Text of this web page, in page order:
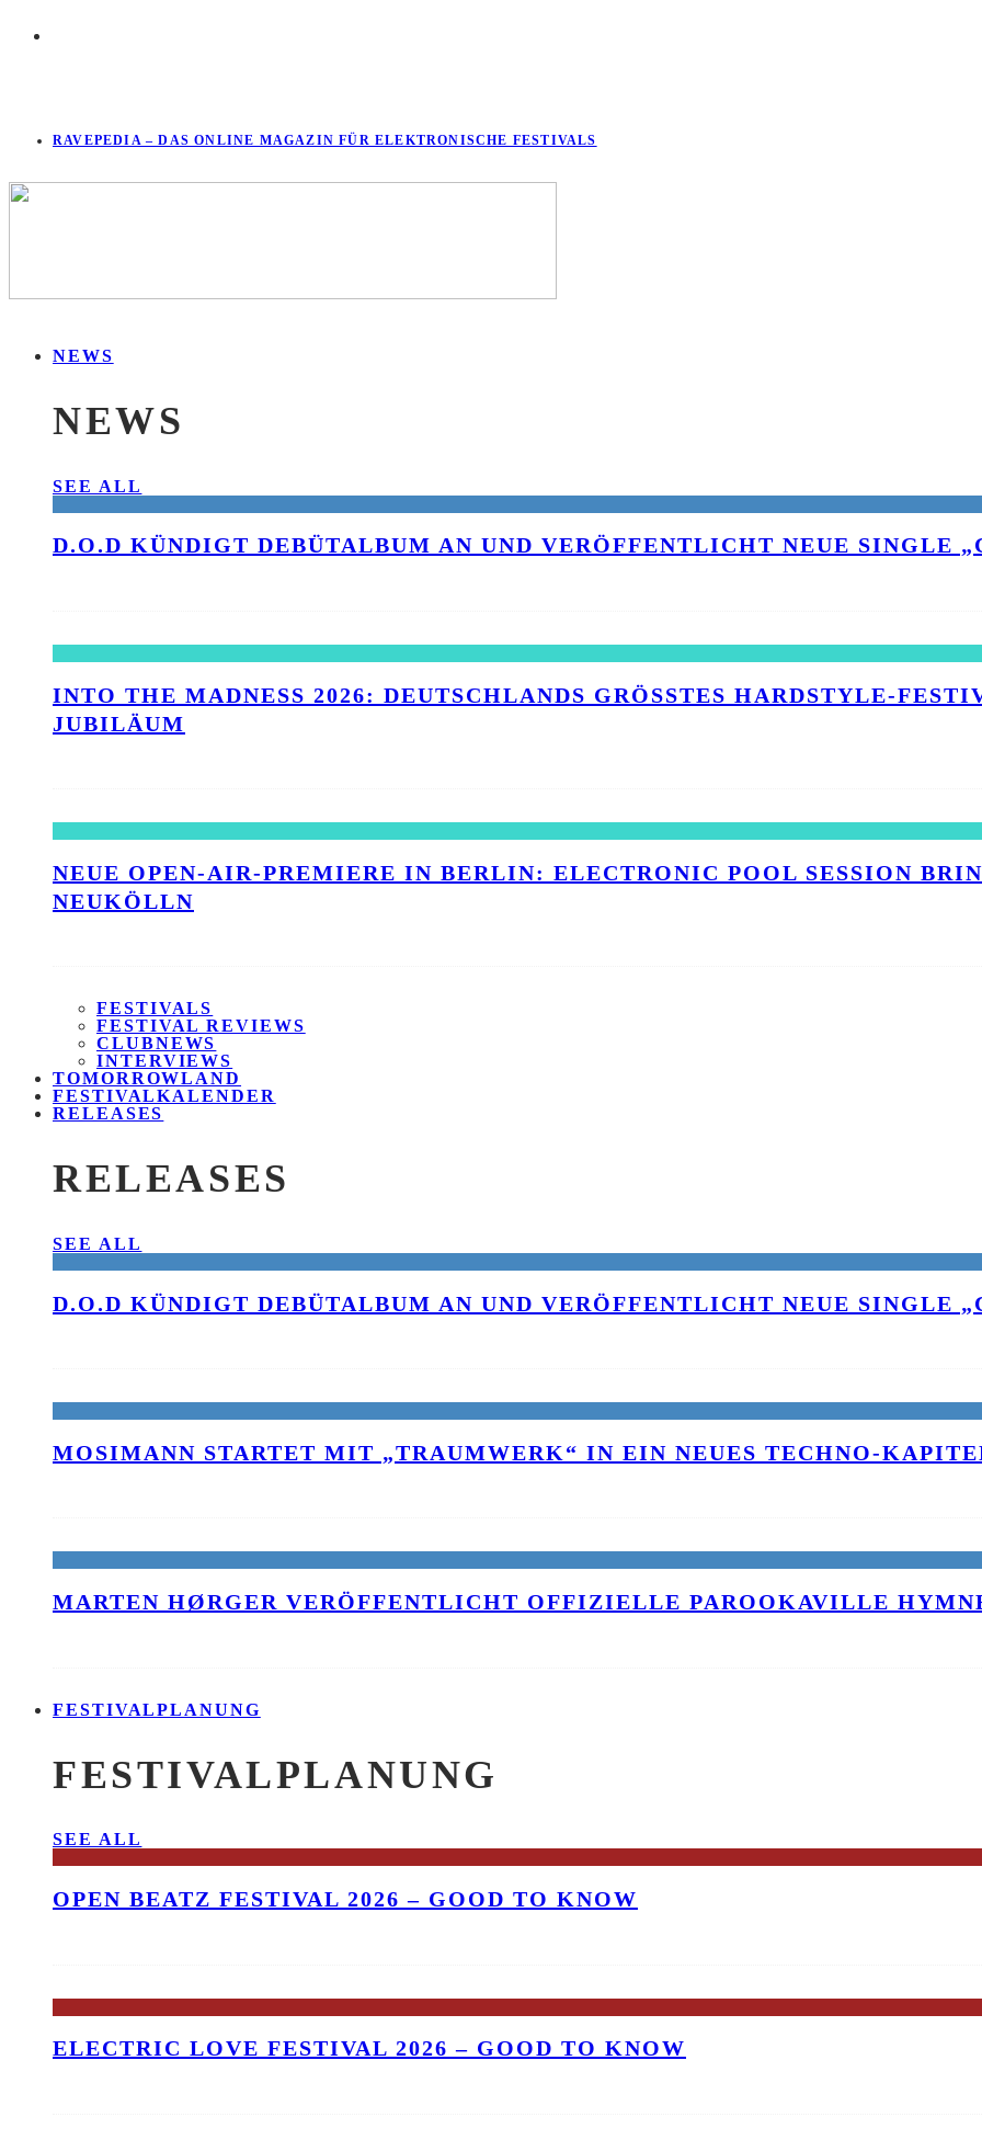
RAVEPEDIA – DAS ONLINE MAGAZIN FÜR ELEKTRONISCHE FESTIVALS
NEWS
NEWS
SEE ALL
D.O.D KÜNDIGT DEBÜTALBUM AN UND VERÖFFENTLICHT NEUE SINGLE
INTO THE MADNESS 2026: DEUTSCHLANDS GRÖSSTES HARDSTYLE-
UBILÄUM
NEUE OPEN-AIR-PREMIERE IN BERLIN: ELECTRONIC POOL SESSION
NEUKÖLLN
FESTIVALS
FESTIVAL REVIEWS
CLUBNEWS
INTERVIEWS
TOMORROWLAND
FESTIVALKALENDER
RELEASES
RELEASES
SEE ALL
D.O.D KÜNDIGT DEBÜTALBUM AN UND VERÖFFENTLICHT NEUE SINGLE
MOSIMANN STARTET MIT „TRAUMWERK“ IN EIN NEUES TECHNO-
MARTEN HØRGER VERÖFFENTLICHT OFFIZIELLE PAROOKAVILLE
FESTIVALPLANUNG
FESTIVALPLANUNG
SEE ALL
OPEN BEATZ FESTIVAL 2026 – GOOD TO KNOW
ELECTRIC LOVE FESTIVAL 2026 – GOOD TO KNOW